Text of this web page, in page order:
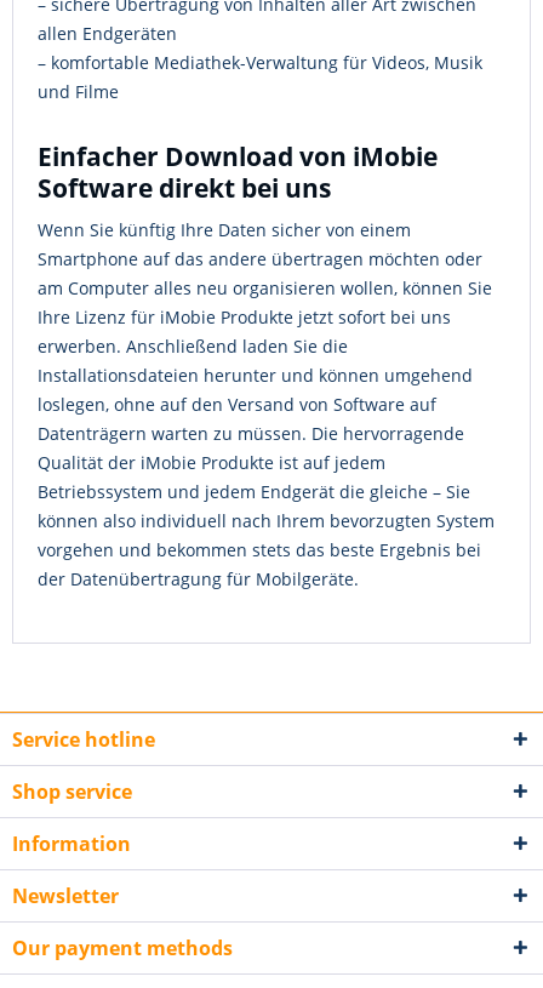
allen Endgeräten
– komfortable Mediathek-Verwaltung für Videos, Musik
und Filme
Einfacher Download von iMobie
Software direkt bei uns
Wenn Sie künftig Ihre Daten sicher von einem
Smartphone auf das andere übertragen möchten oder
am Computer alles neu organisieren wollen, können Sie
Ihre Lizenz für iMobie Produkte jetzt sofort bei uns
erwerben. Anschließend laden Sie die
Installationsdateien herunter und können umgehend
loslegen, ohne auf den Versand von Software auf
Datenträgern warten zu müssen. Die hervorragende
Qualität der iMobie Produkte ist auf jedem
Betriebssystem und jedem Endgerät die gleiche – Sie
können also individuell nach Ihrem bevorzugten System
vorgehen und bekommen stets das beste Ergebnis bei
der Datenübertragung für Mobilgeräte.
Service hotline
Shop service
Information
Newsletter
Our payment methods